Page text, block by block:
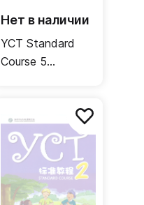
Нет в наличии
YCT Standard
Course 5